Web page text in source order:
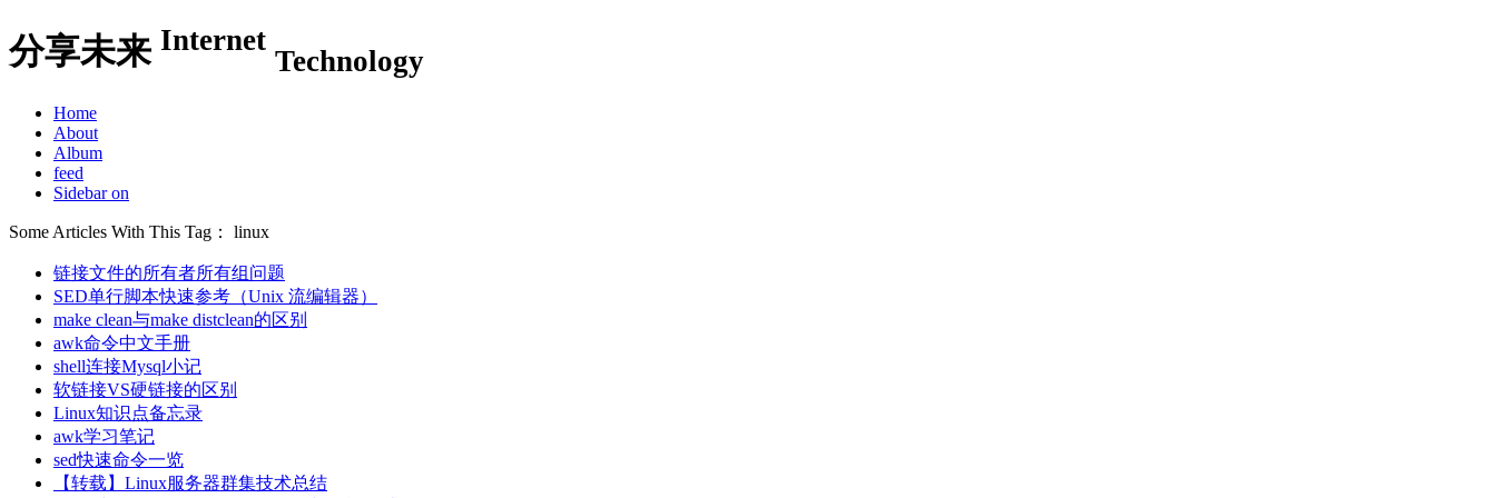
分享未来 Internet
Technology
Home
About
Album
feed
Sidebar on
Some Articles With This Tag： linux
链接文件的所有者所有组问题
SED单行脚本快速参考（Unix 流编辑器）
make clean与make distclean的区别
awk命令中文手册
shell连接Mysql小记
软链接VS硬链接的区别
Linux知识点备忘录
awk学习笔记
sed快速命令一览
【转载】Linux服务器群集技术总结